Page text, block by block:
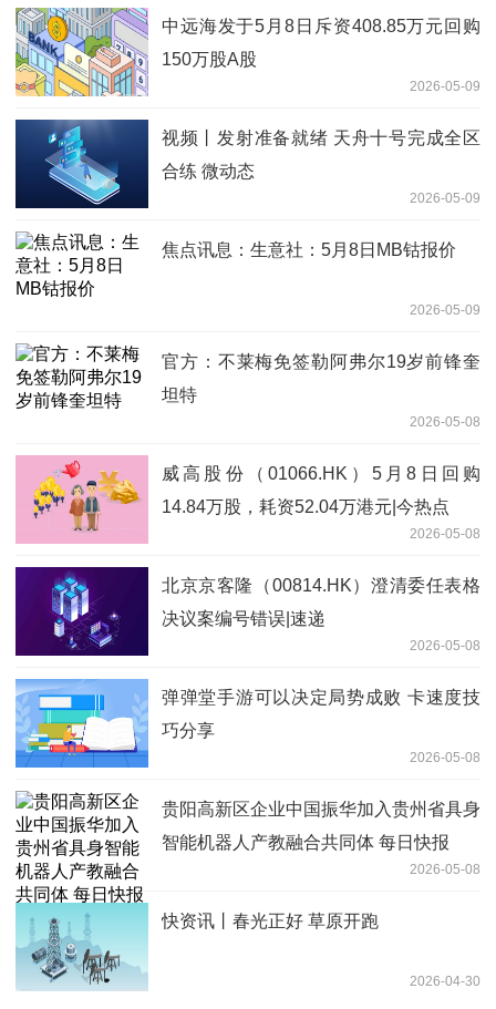
中远海发于5月8日斥资408.85万元回购
150万股A股
2026-05-09
视频丨发射准备就绪 天舟十号完成全区
合练 微动态
2026-05-09
焦点讯息：生意社：5月8日MB钴报价
2026-05-09
官方：不莱梅免签勒阿弗尔19岁前锋奎
坦特
2026-05-08
威高股份（01066.HK）5月8日回购
14.84万股，耗资52.04万港元|今热点
2026-05-08
北京京客隆（00814.HK）澄清委任表格
决议案编号错误|速递
2026-05-08
弹弹堂手游可以决定局势成败 卡速度技
巧分享
2026-05-08
贵阳高新区企业中国振华加入贵州省具身
智能机器人产教融合共同体 每日快报
2026-05-08
快资讯丨春光正好 草原开跑
2026-04-30